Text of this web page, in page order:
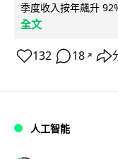
季度收入按年飆升
全文
132 18 ↗
人工智能